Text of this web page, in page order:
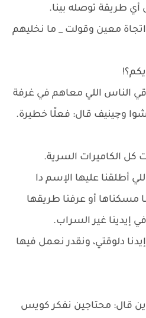
طريقة توصله بينا.
معين وقولت _ ما نخليهم
الناس اللي معاهم في غرفة
وچينيف قال: فعلًا خطيرة.
الكاميرات السرية.
أطلقنا عليها الإسم دا
مسكناها أو عرفنا طريقها
إيدينا غير السراب.
دلوقتي، ونقدر نعمل فيها
قال: محتاجين نفكر كويس